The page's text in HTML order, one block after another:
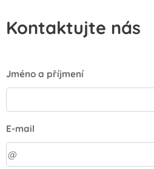
Kontaktujte nás
Jméno a příjmení
E-mail